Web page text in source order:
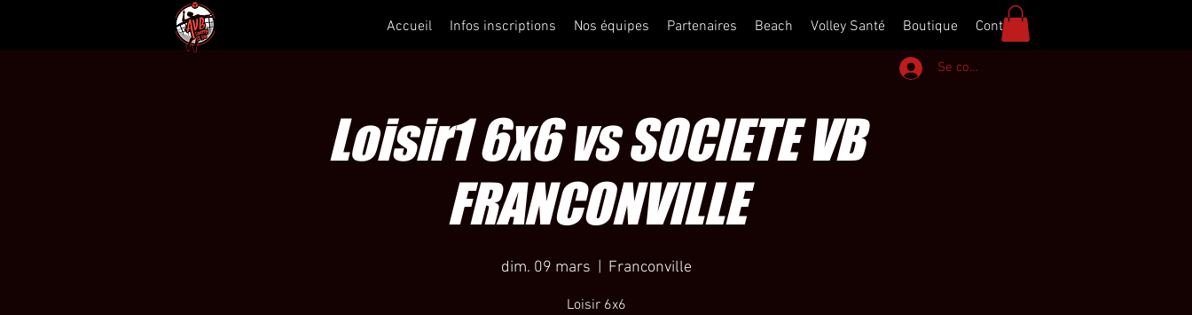
Accueil Infos inscriptions Nos équipes Partenaires Beach Volley Santé Boutique Contact
Se connecter
Loisir1 6x6 vs SOCIETE VB
FRANCONVILLE
dim. 09 mars Franconville
Loisir 6x6